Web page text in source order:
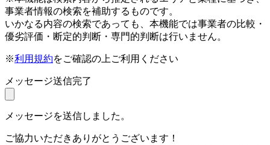
事業者情報の検索を補助するものです。
いかなる内容の検索であっても、本機能では事業者の比較・
優劣評価・断定的判断・専門的判断は行いません。
※利用規約をご確認の上ご利用ください
メッセージ送信完了
メッセージを送信しました。
ご協力いただきありがとうございます！